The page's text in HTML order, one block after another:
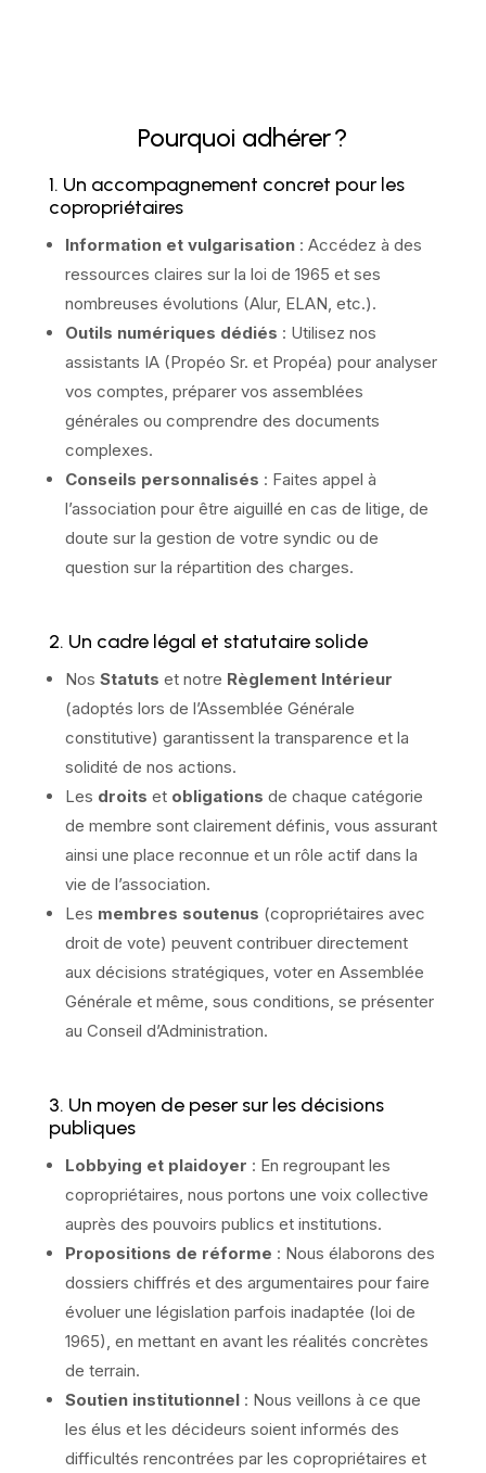
Pourquoi adhérer ?
1. Un accompagnement concret pour les
copropriétaires
Information et vulgarisation: Accédez à des
ressources claires sur la loi de 1965 et ses
nombreuses évolutions (Alur, ELAN, etc.).
Outils numériques dédiés : Utilisez nos
assistants IA (Propéo Sr. et Propéa) pour analyser
vos comptes, préparer vos assemblées
générales ou comprendre des documents
complexes.
Conseils personnalisés : Faites appel à
l’association pour être aiguillé en cas de litige, de
doute sur la gestion de votre syndic ou de
question sur la répartition des charges.
2. Un cadre légal et statutaire solide
Nos Statuts et notre Règlement Intérieur
(adoptés lors de l’Assemblée Générale
constitutive) garantissent la transparence et la
solidité de nos actions.
Les droits et obligations de chaque catégorie
de membre sont clairement définis, vous assurant
ainsi une place reconnue et un rôle actif dans la
vie de l’association.
Les membres soutenus (copropriétaires avec
droit de vote) peuvent contribuer directement
aux décisions stratégiques, voter en Assemblée
Générale et même, sous conditions, se présenter
au Conseil d’Administration.
3. Un moyen de peser sur les décisions
publiques
Lobbying et plaidoyer : En regroupant les
copropriétaires, nous portons une voix collective
auprès des pouvoirs publics et institutions.
Propositions de réforme : Nous élaborons des
dossiers chiffrés et des argumentaires pour faire
évoluer une législation parfois inadaptée (loi de
1965), en mettant en avant les réalités concrètes
de terrain.
Soutien institutionnel: Nous veillons à ce que
les élus et les décideurs soient informés des
difficultés rencontrées par les copropriétaires et